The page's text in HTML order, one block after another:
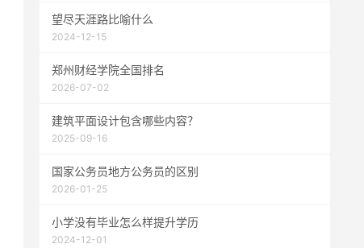
望尽天涯路比喻什么
2024-12-15
郑州财经学院全国排名
2026-07-02
建筑平面设计包含哪些内容？
2025-09-16
国家公务员地方公务员的区别
2026-01-25
小学没有毕业怎么样提升学历
2024-12-01